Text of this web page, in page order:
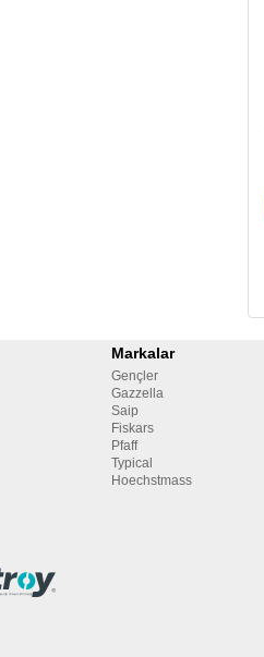
Markalar
Gençler
Gazzella
Saip
Fiskars
Pfaff
Typical
Hoechstmass